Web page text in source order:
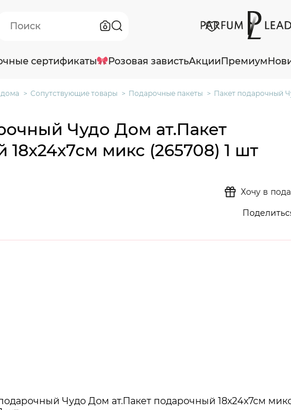
сертификаты Розовая завистьАкцииПремиум
Сопутствующие товары Подарочные пакеты Пакет подарочный
Чудо Дом ат.Пакет
микс (265708) 1 шт
Хочу в